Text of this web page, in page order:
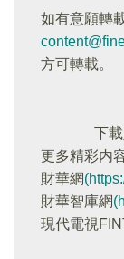
如有意願轉
方可轉載。
下
更多精彩内
財華網
財華智庫網
現代電視